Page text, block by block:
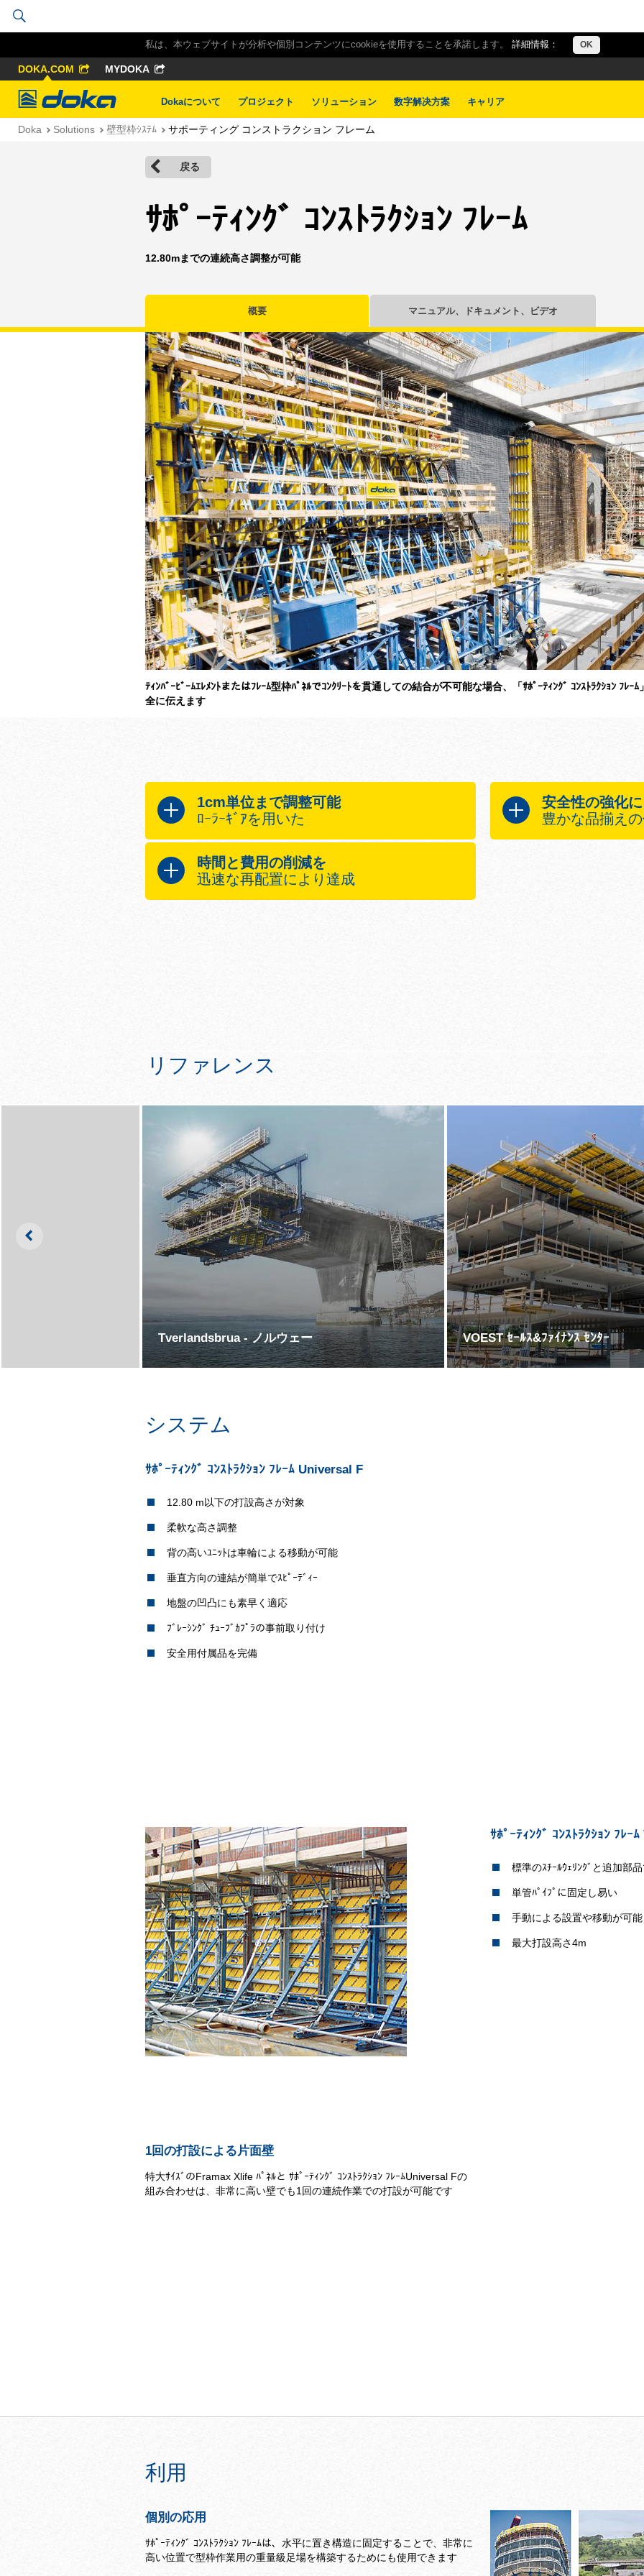
私は、本ウェブサイトが分析や個別コンテンツにcookieを使用することを承諾します。 詳細情報： OK
DOKA.COM MYDOKA
Doka
Dokaについて
プロジェクト ソリューション 数字解决方案 キャリア
Doka Solutions 壁型枠ｼｽﾃﾑ サポーティング コンストラクション フレーム
戻る
ｻﾎﾟｰﾃｨﾝｸﾞ ｺﾝｽﾄﾗｸｼｮﾝ ﾌﾚｰﾑ
12.80mまでの連続高さ調整が可能
概要 マニュアル、ドキュメント、ビデオ
ﾃｨﾝﾊﾞｰﾋﾞｰﾑｴﾚﾒﾝﾄまたはﾌﾚｰﾑ型枠ﾊﾟﾈﾙでｺﾝｸﾘｰﾄを貫通しての結合が不可能な場合、「ｻﾎﾟｰﾃｨﾝｸﾞ ｺﾝｽﾄﾗｸｼｮﾝ ﾌﾚｰ
全に伝えます
1cm単位まで調整可能
ﾛｰﾗｰｷﾞｱを用いた
り連続調整を可能にします
実用的で取り付け可能なﾌﾚｰﾑ
ｻﾎﾟｰﾃｨﾝｸﾞ ｺﾝｽﾄﾗｸｼｮﾝ ﾌﾚｰﾑ「Variabel」と
時間と費用の削減を
迅速な再配置により達成
安全性の強化に
豊かな品揃え
リファレンス
Tverlandsbrua - ノルウェー VOEST ｾｰﾙｽ&ﾌｧｲﾅﾝｽ ｾﾝﾀｰ
Left
システム
ｻﾎﾟｰﾃｨﾝｸﾞ ｺﾝｽﾄﾗｸｼｮﾝ ﾌﾚｰﾑ Universal F
12.80 m以下の打設高さが対象
柔軟な高さ調整
背の高いﾕﾆｯﾄは車輪による移動が可能
垂直方向の連結が簡単でｽﾋﾟｰﾃﾞｨｰ
地盤の凹凸にも素早く適応
ﾌﾞﾚｰｼﾝｸﾞ ﾁｭｰﾌﾞｶﾌﾟﾗの事前取り付け
安全用付属品を完備
ｻﾎﾟｰﾃｨﾝｸﾞ ｺﾝｽﾄﾗｸｼｮﾝ ﾌﾚｰ
標準のｽﾁｰﾙｳｪﾘﾝｸﾞと追加部
単管ﾊﾟｲﾌﾟに固定し易い
手動による設置や移動が可能
最大打設高さ4m
1回の打設による片面壁
特大ｻｲｽﾞのFramax Xlife ﾊﾟﾈﾙと ｻﾎﾟｰﾃｨﾝｸﾞ ｺﾝｽﾄﾗｸｼｮﾝ ﾌﾚｰﾑUniversal Fの
組み合わせは、非常に高い壁でも1回の連続作業での打設が可能です
利用
個別の応用
ｻﾎﾟｰﾃｨﾝｸﾞ ｺﾝｽﾄﾗｸｼｮﾝ ﾌﾚｰﾑは、水平に置き構造に固定することで、非常に
高い位置で型枠作業用の重量級足場を構築するためにも使用できます